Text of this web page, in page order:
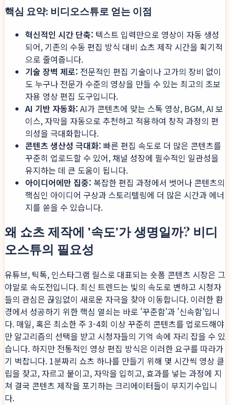
핵심 요약: 비디오스튜로 얻는 이점
혁신적인 시간 단축: 텍스트 입력만으로 영상이 자동 생성
되어, 기존의 수동 편집 방식 대비 쇼츠 제작 시간을 획기적
으로 줄여줍니다.
기술 장벽 제로: 전문적인 편집 기술이나 고가의 장비 없이
도 누구나 전문가 수준의 영상을 만들 수 있는 최고의 초보
자용 영상 편집 도구입니다.
AI 기반 자동화: AI가 콘텐츠에 맞는 스톡 영상, BGM, AI 보
이스, 자막을 자동으로 추천하고 적용하여 창작 과정의 편
의성을 극대화합니다.
콘텐츠 생산성 극대화: 빠른 편집 속도로 더 많은 콘텐츠를
꾸준히 업로드할 수 있어, 채널 성장에 필수적인 일관성을
유지하는 데 큰 도움이 됩니다.
아이디어에만 집중: 복잡한 편집 과정에서 벗어나 콘텐츠의
핵심인 아이디어 구상과 스토리텔링에 더 많은 시간과 에너
지를 쏟을 수 있습니다.
왜 쇼츠 제작에 '속도'가 생명일까? 비디
오스튜의 필요성
유튜브, 틱톡, 인스타그램 릴스로 대표되는 숏폼 콘텐츠 시장은 그
야말로 속도전입니다. 최신 트렌드는 빛의 속도로 변하고 시청자
들의 관심은 끊임없이 새로운 자극을 찾아 이동합니다. 이러한 환
경에서 성공하기 위한 핵심 열쇠는 바로 '꾸준함'과 '신속함'입니
다. 매일, 혹은 최소한 주 3-4회 이상 꾸준히 콘텐츠를 업로드해야
만 알고리즘의 선택을 받고 시청자들의 기억 속에 자리 잡을 수 있
습니다. 하지만 전통적인 영상 편집 방식은 이러한 요구를 따라가
기 벅찹니다. 1분짜리 쇼츠 하나를 만들기 위해 몇 시간씩 영상 클
립을 찾고, 자르고 붙이고, 자막을 입히고, 효과를 넣는 과정에 지
쳐 결국 콘텐츠 제작을 포기하는 크리에이터들이 부지기수입니
다.